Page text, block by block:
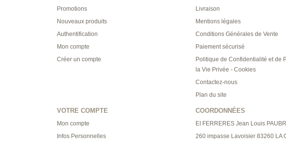
Promotions
Nouveaux produits
Authentification
Mon compte
Créer un compte
Livraison
Mentions légales
Conditions Générales de Vente
Paiement sécurisé
Politique de Confidentialité et de
la Vie Privée - Cookies
Contactez-nous
Plan du site
VOTRE COMPTE
Mon compte
Infos Personnelles
COORDONNÉES
EI FERRERES Jean Louis
260 impasse Lavoisier 83260 LA